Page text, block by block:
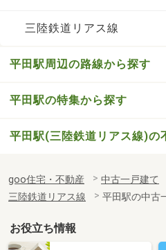
三陸鉄道リアス線
平田駅周辺の路線から探す
平田駅の特集から探す
平田駅(三陸鉄道リアス線)の
goo住宅・不動産 中古一戸建て
三陸鉄道リアス線
平田駅の中古
お役立ち情報